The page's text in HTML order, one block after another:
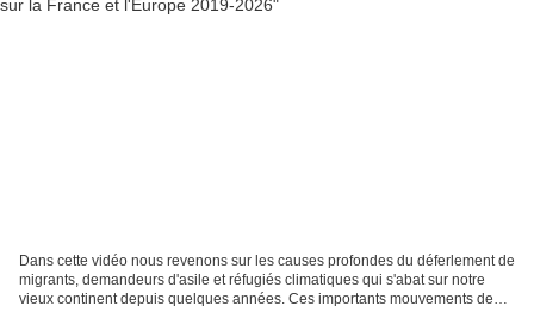
Dans cette vidéo nous revenons sur les causes profondes du déferlement de
migrants, demandeurs d'asile et réfugiés climatiques qui s'abat sur notre
vieux continent depuis quelques années. Ces importants mouvements de